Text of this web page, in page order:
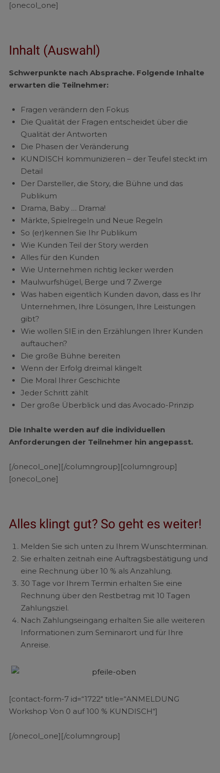
[onecol_one]
Inhalt (Auswahl)
Schwerpunkte nach Absprache. Folgende Inhalte
erwarten die Teilnehmer:
Fragen verändern den Fokus
Die Qualität der Fragen entscheidet über die
Qualität der Antworten
Die Phasen der Veränderung
KUNDISCH kommunizieren – der Teufel steckt im
Detail
Der Darsteller, die Story, die Bühne und das
Publikum
Drama, Baby … Drama!
Märkte, Spielregeln und Neue Regeln
So (er)kennen Sie Ihr Publikum
Wie Kunden Teil der Story werden
Alles für den Kunden
Wie Unternehmen richtig lecker werden
Maulwurfshügel, Berge und 7 Zwerge
Was haben eigentlich Kunden davon, dass es Ihr
Unternehmen, Ihre Lösungen, Ihre Leistungen
gibt?
Wie wollen SIE in den Erzählungen Ihrer Kunden
auftauchen?
Die große Bühne bereiten
Wenn der Erfolg dreimal klingelt
Die Moral Ihrer Geschichte
Jeder Schritt zählt
Der große Überblick und das Avocado-Prinzip
Die Inhalte werden auf die individuellen
Anforderungen der Teilnehmer hin angepasst.
[/onecol_one][/columngroup][columngroup]
[onecol_one]
Alles klingt gut? So geht es weiter!
Melden Sie sich unten zu Ihrem Wunschterminan.
Sie erhalten zeitnah eine Auftragsbestätigung und
eine Rechnung über 10 % als Anzahlung.
30 Tage vor Ihrem Termin erhalten Sie eine
Rechnung über den Restbetrag mit 10 Tagen
Zahlungsziel.
Nach Zahlungseingang erhalten Sie alle weiteren
Informationen zum Seminarort und für Ihre
Anreise.
[contact-form-7 id=“1722″ title=“ANMELDUNG
Workshop Von 0 auf 100 % KUNDISCH“]
[/onecol_one][/columngroup]